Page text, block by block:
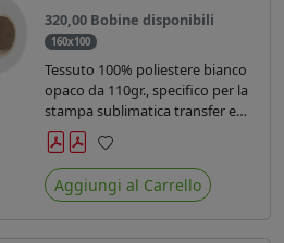
320,00 Bobine disponibili
160x100
Tessuto 100% poliestere bianco
opaco da 110gr., specifico per la
stampa sublimatica transfer e
diretta. Ideale per la realizzazione
di stendardi e bandiere, grazie al
passaggio dell'inchiostro su
entrambi i lati. Dotato di
Preferiti
Aggiungi al Carrello